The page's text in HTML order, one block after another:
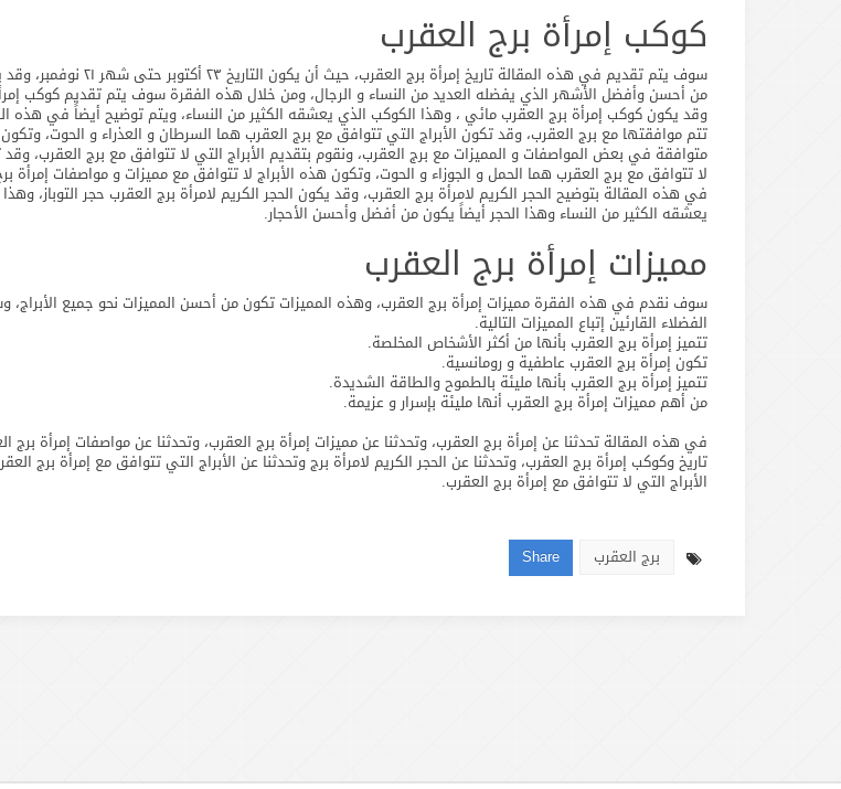
كوكب إمرأة برج العقرب
سوف يتم تقديم في هذه المقالة تاريخ إمرأة برج
من أحسن وأفضل الأشهر الذي يفضله العديد من النساء و الرجال، ومن خلال هذه الفقرة سوف يتم تقديم كوكب
وقد يكون كوكب إمرأة برج العقرب مائي ، وهذا الكوكب الذي يعشقه الكثير من النساء، ويتم توضيح أيضاً في هذه
تتم موافقتها مع برج العقرب، وقد تكون الأبراج التي تتوافق مع برج العقرب هما السرطان و العذراء و الحوت،
متوافقة في بعض المواصفات و المميزات مع برج العقرب، ونقوم بتقديم الأبراج التي لا تتوافق مع برج العقرب، وقد
لا تتوافق مع برج العقرب هما الحمل و الجوزاء و الحوت، وتكون هذه الأبراج لا تتوافق مع مميزات و مواصفات إمرأة
في هذه المقالة بتوضيح الحجر الكريم لامرأة برج العقرب، وقد يكون الحجر الكريم لامرأة برج العقرب حجر التوباز،
يعشقه الكثير من النساء وهذا الحجر أيضاً يكون من أفضل وأحسن الأحجار.
مميزات إمرأة برج العقرب
سوف نقدم في هذه الفقرة مميزات إمرأة برج العقرب، وهذه المميزات تكون من أحسن المميزات نحو جميع
الفضلاء القارئين إتباع المميزات التالية.
تتميز إمرأة برج العقرب بأنها من أكثر الأشخاص المخلصة.
تكون إمرأة برج العقرب عاطفية و رومانسية.
تتميز إمرأة برج العقرب بأنها مليئة بالطموح والطاقة الشديدة.
من أهم مميزات إمرأة برج العقرب أنها مليئة بإسرار و عزيمة.
في هذه المقالة تحدثنا عن إمرأة برج العقرب، وتحدثنا عن مميزات إمرأة برج العقرب، وتحدثنا عن مواصفات إمرأة برج
تاريخ وكوكب إمرأة برج العقرب، وتحدثنا عن الحجر الكريم لامرأة برج وتحدثنا عن الأبراج التي تتوافق مع إمرأة برج
الأبراج التي لا تتوافق مع إمرأة برج العقرب.
برج العقرب Share